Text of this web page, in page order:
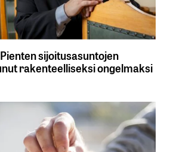
sijoitusasuntojen
rakenteelliseksi ongelmaksi